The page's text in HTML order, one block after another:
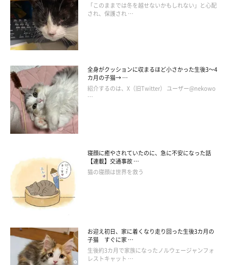
お迎えして1年経ったころのめいちゃん。
めいちゃんと家族になった当時について、飼い主さんはこう振り
返ります。
「このままでは冬を越せないかもしれない」と心配
され、保護され …
全身がクッションに収まるほど小さかった生後3～4
カ月の子猫→ …
紹介するのは、X（旧Twitter） ユーザー@nekowo
…
寝顔に癒やされていたのに、急に不安になった話
【連載】交通事故 …
猫の寝顔は世界を救う
お迎え初日、家に着くなり走り回った生後3カ月の
子猫 すぐに家 …
生後約3カ月で家族になったノルウェージャンフォ
レストキャット …